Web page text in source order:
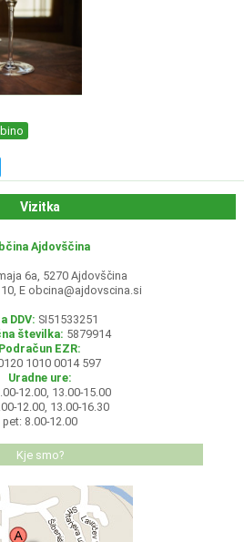
Vizitka
Ajdovščina
6a, 5270 Ajdovščina
E obcina@ajdovscina.si
DDV: SI51533251
številka: 5879914
Podračun EZR:
1010 0014 597
Uradne ure:
12.00, 13.00-15.00
12.00, 13.00-16.30
pet: 8.00-12.00
Kje smo?